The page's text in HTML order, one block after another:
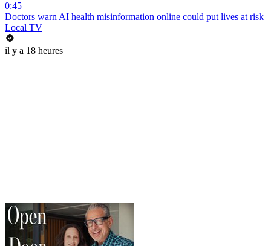
0:45
Doctors warn AI health misinformation online could put lives at risk
Local TV
il y a 18 heures